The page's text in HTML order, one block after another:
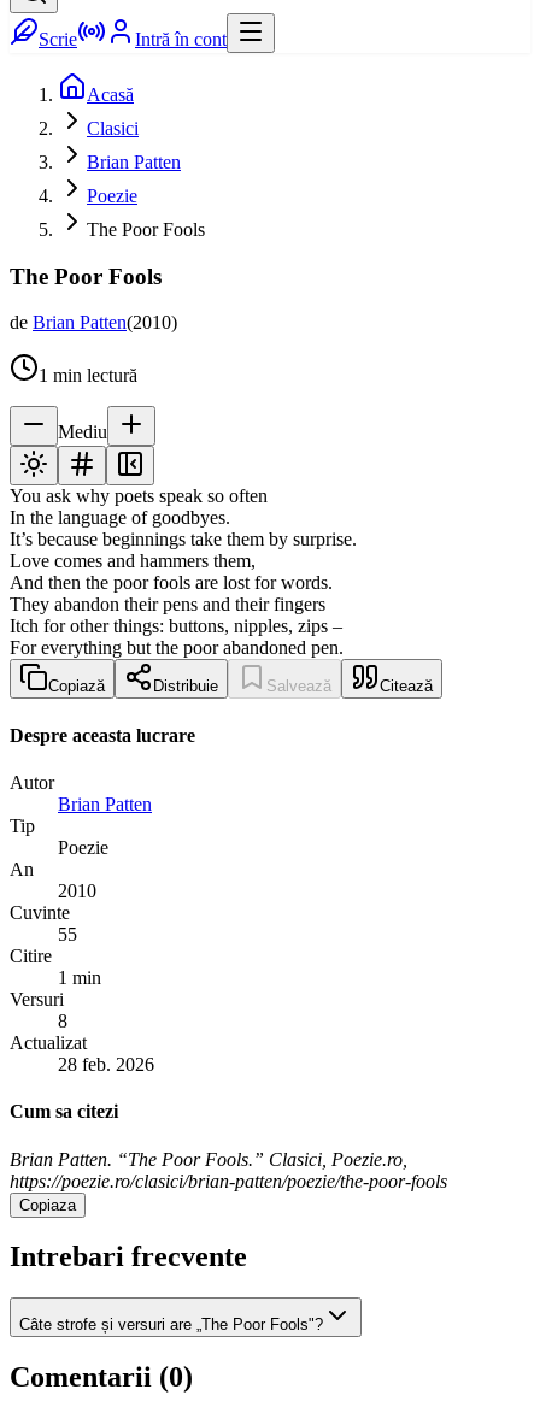
Scrie Intră în cont
Acasă
Clasici
Brian Patten
Poezie
The Poor Fools
The Poor Fools
de Brian Patten(2010)
1 min lectură
Mediu
You ask why poets speak so often
In the language of goodbyes.
It’s because beginnings take them by surprise.
Love comes and hammers them,
And then the poor fools are lost for words.
They abandon their pens and their fingers
Itch for other things: buttons, nipples, zips –
For everything but the poor abandoned pen.
Copiază Distribuie Salvează Citează
Despre aceasta lucrare
Autor
Brian Patten
Tip
Poezie
An
2010
Cuvinte
55
Citire
1 min
Versuri
8
Actualizat
28 feb. 2026
Cum sa citezi
Brian Patten. “The Poor Fools.” Clasici, Poezie.ro,
https://poezie.ro/clasici/brian-patten/poezie/the-poor-fools
Copiaza
Intrebari frecvente
Câte strofe și versuri are „The Poor Fools"?
Comentarii (0)